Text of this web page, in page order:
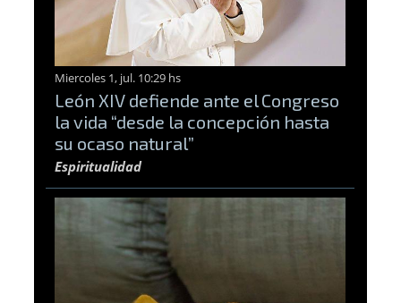
Miercoles 1, jul. 10:29 hs
León XIV defiende ante el Congreso
la vida “desde la concepción hasta
su ocaso natural”
Espiritualidad